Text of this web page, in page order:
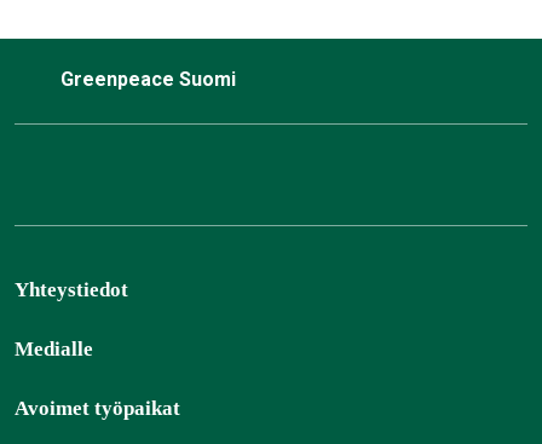
Greenpeace Suomi
Yhteystiedot
Medialle
Avoimet työpaikat